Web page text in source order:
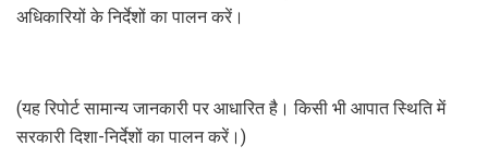
अधिकारियों के निर्देशों का पालन करें।
(यह रिपोर्ट सामान्य जानकारी पर आधारित है। किसी भी आपात स्थिति में
सरकारी दिशा-निर्देशों का पालन करें।)